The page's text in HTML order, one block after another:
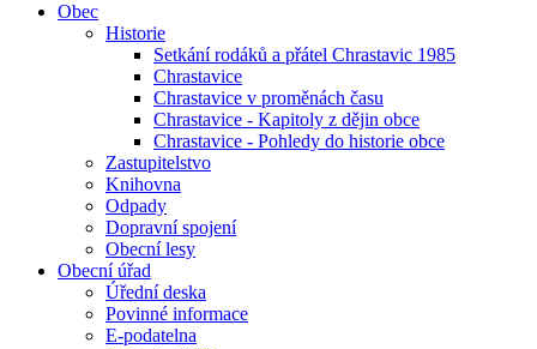
Obec
Historie
Setkání rodáků a přátel Chrastavic 1985
Chrastavice
Chrastavice v proměnách času
Chrastavice - Kapitoly z dějin obce
Chrastavice - Pohledy do historie obce
Zastupitelstvo
Knihovna
Odpady
Dopravní spojení
Obecní lesy
Obecní úřad
Úřední deska
Povinné informace
E-podatelna